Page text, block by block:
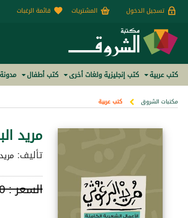
تسجيل الدخول المشتريات قائمة الرغبات
كتب عربية كتب إنجليزية ولغات أخرى كتب أطفال مدونة
مكتبات الشروق كتب عربية
مريد
تأليف:
السعر :